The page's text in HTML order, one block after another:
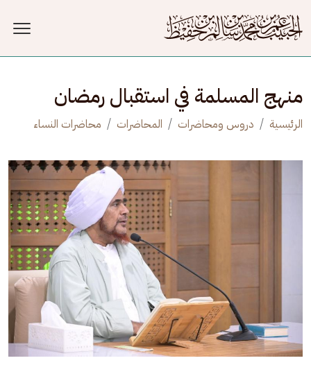
منهج المسلمة في استقبال رمضان
الرئيسية دروس ومحاضرات المحاضرات محاضرات النساء